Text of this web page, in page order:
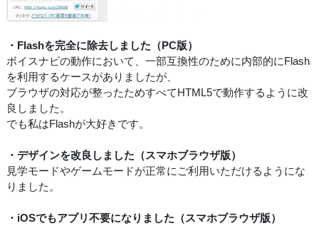
・Flashを完全に除去しました（PC版）
ボイスナビの動作において、一部互換性のために内部的にFlash
を利用するケースがありましたが、
ブラウザの対応が整ったためすべてHTML5で動作するように改
良しました。
でも私はFlashが大好きです。
・デザインを改良しました（スマホブラウザ版）
見学モードやゲームモードが正常にご利用いただけるようにな
りました。
・iOSでもアプリ不要になりました（スマホブラウザ版）